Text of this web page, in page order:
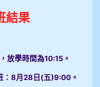
結果
放學時間為10:15。
：8月28日(五)9:00。